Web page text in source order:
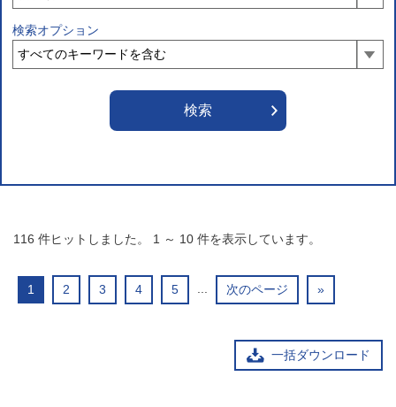
検索オプション
116 件ヒットしました。 1 ～ 10 件を表示しています。
1 2 3 4 5 ... 次のページ »
一括ダウンロード